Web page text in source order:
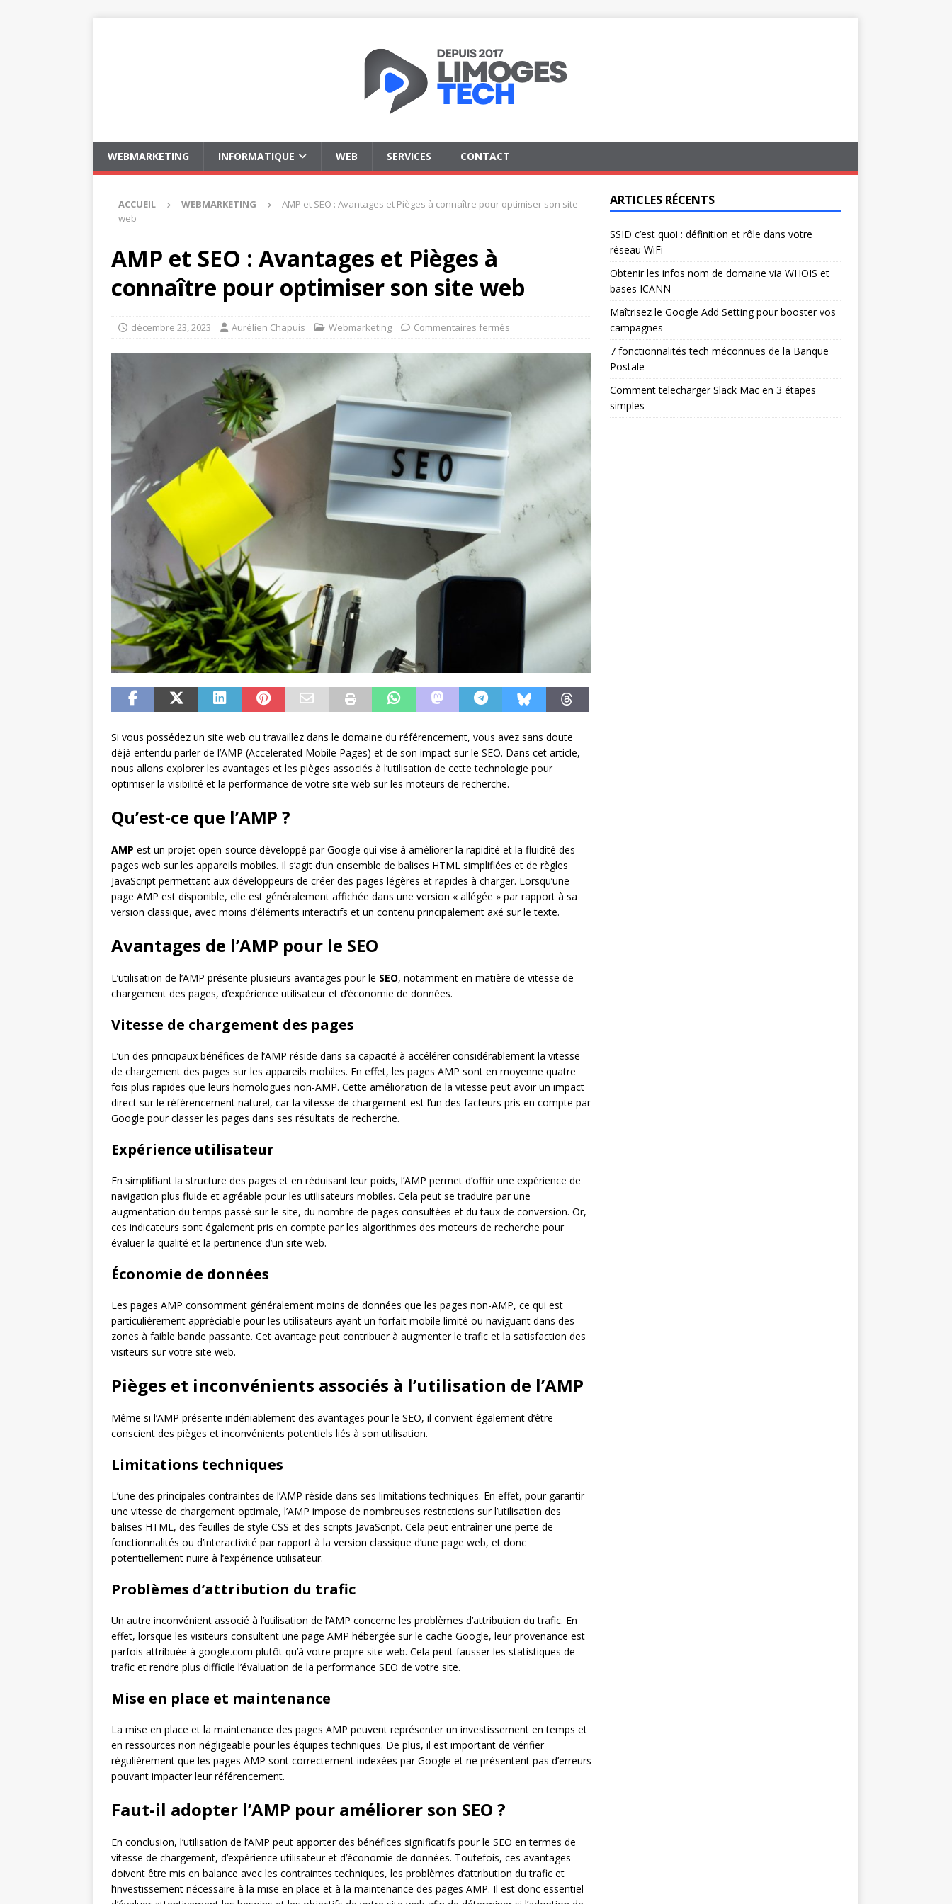
WEBMARKETING INFORMATIQUE WEB SERVICES CONTACT
ACCUEIL WEBMARKETING
AMP et SEO : Avantages et Pièges à connaître pour optimiser son site
web
AMP et SEO : Avantages et Pièges à
connaître pour optimiser son site web
décembre 23, 2023 Aurélien Chapuis Webmarketing Commentaires fermés
Si vous possédez un site web ou travaillez dans le domaine du référencement, vous avez sans doute
déjà entendu parler de l’AMP (Accelerated Mobile Pages) et de son impact sur le SEO. Dans cet article,
nous allons explorer les avantages et les pièges associés à l’utilisation de cette technologie pour
optimiser la visibilité et la performance de votre site web sur les moteurs de recherche.
Qu’est-ce que l’AMP ?
AMP est un projet open-source développé par Google qui vise à améliorer la rapidité et la fluidité des
pages web sur les appareils mobiles. Il s’agit d’un ensemble de balises HTML simplifiées et de règles
JavaScript permettant aux développeurs de créer des pages légères et rapides à charger. Lorsqu’une
page AMP est disponible, elle est généralement affichée dans une version « allégée » par rapport à sa
version classique, avec moins d’éléments interactifs et un contenu principalement axé sur le texte.
Avantages de l’AMP pour le SEO
L’utilisation de l’AMP présente plusieurs avantages pour le SEO, notamment en matière de vitesse de
chargement des pages, d’expérience utilisateur et d’économie de données.
Vitesse de chargement des pages
L’un des principaux bénéfices de l’AMP réside dans sa capacité à accélérer considérablement la vitesse
de chargement des pages sur les appareils mobiles. En effet, les pages AMP sont en moyenne quatre
fois plus rapides que leurs homologues non-AMP. Cette amélioration de la vitesse peut avoir un impact
direct sur le référencement naturel, car la vitesse de chargement est l’un des facteurs pris en compte par
Google pour classer les pages dans ses résultats de recherche.
Expérience utilisateur
En simplifiant la structure des pages et en réduisant leur poids, l’AMP permet d’offrir une expérience de
navigation plus fluide et agréable pour les utilisateurs mobiles. Cela peut se traduire par une
augmentation du temps passé sur le site, du nombre de pages consultées et du taux de conversion. Or,
ces indicateurs sont également pris en compte par les algorithmes des moteurs de recherche pour
évaluer la qualité et la pertinence d’un site web.
Économie de données
Les pages AMP consomment généralement moins de données que les pages non-AMP, ce qui est
particulièrement appréciable pour les utilisateurs ayant un forfait mobile limité ou naviguant dans des
zones à faible bande passante. Cet avantage peut contribuer à augmenter le trafic et la satisfaction des
visiteurs sur votre site web.
Pièges et inconvénients associés à l’utilisation de l’AMP
Même si l’AMP présente indéniablement des avantages pour le SEO, il convient également d’être
conscient des pièges et inconvénients potentiels liés à son utilisation.
Limitations techniques
L’une des principales contraintes de l’AMP réside dans ses limitations techniques. En effet, pour garantir
une vitesse de chargement optimale, l’AMP impose de nombreuses restrictions sur l’utilisation des
balises HTML, des feuilles de style CSS et des scripts JavaScript. Cela peut entraîner une perte de
fonctionnalités ou d’interactivité par rapport à la version classique d’une page web, et donc
potentiellement nuire à l’expérience utilisateur.
Problèmes d’attribution du trafic
Un autre inconvénient associé à l’utilisation de l’AMP concerne les problèmes d’attribution du trafic. En
effet, lorsque les visiteurs consultent une page AMP hébergée sur le cache Google, leur provenance est
parfois attribuée à google.com plutôt qu’à votre propre site web. Cela peut fausser les statistiques de
trafic et rendre plus difficile l’évaluation de la performance SEO de votre site.
Mise en place et maintenance
La mise en place et la maintenance des pages AMP peuvent représenter un investissement en temps et
en ressources non négligeable pour les équipes techniques. De plus, il est important de vérifier
régulièrement que les pages AMP sont correctement indexées par Google et ne présentent pas d’erreurs
pouvant impacter leur référencement.
Faut-il adopter l’AMP pour améliorer son SEO ?
En conclusion, l’utilisation de l’AMP peut apporter des bénéfices significatifs pour le SEO en termes de
vitesse de chargement, d’expérience utilisateur et d’économie de données. Toutefois, ces avantages
doivent être mis en balance avec les contraintes techniques, les problèmes d’attribution du trafic et
l’investissement nécessaire à la mise en place et à la maintenance des pages AMP. Il est donc essentiel
ARTICLES RÉCENTS
SSID c’est quoi : définition et rôle dans votre
réseau WiFi
Obtenir les infos nom de domaine via WHOIS et
bases ICANN
Maîtrisez le Google Add Setting pour booster vos
campagnes
7 fonctionnalités tech méconnues de la Banque
Postale
Comment telecharger Slack Mac en 3 étapes
simples